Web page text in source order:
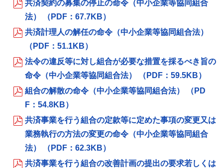
共済契約の募集の停止の命令（中小企業等協同組合
法） （PDF：67.7KB）
共済計理人の解任の命令（中小企業等協同組合法）
（PDF：51.1KB）
法令の違反等に対し組合が必要な措置を採るべき旨の
命令（中小企業等協同組合法） （PDF：59.5KB）
組合の解散の命令（中小企業等協同組合法） （PD
F：54.8KB）
共済事業を行う組合の定款等に定めた事項の変更又は
業務執行の方法の変更の命令（中小企業等協同組合
法） （PDF：62.3KB）
共済事業を行う組合の改善計画の提出の要求若しくは